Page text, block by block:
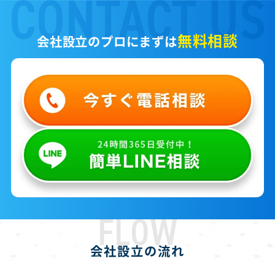
会社設立のプロにまずは無料相談
FLOW
会社設立の流れ